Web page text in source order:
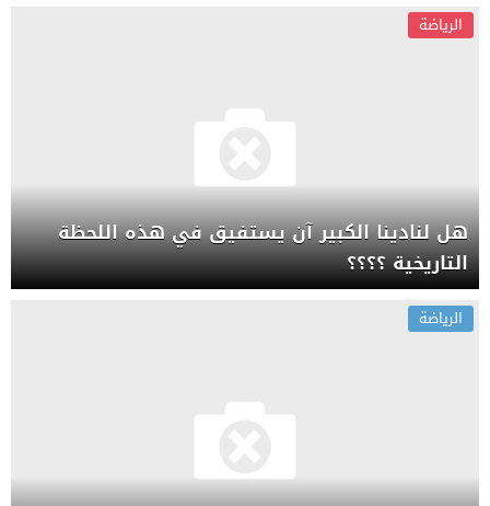
الرياضة
هل لنادينا الكبير آن يستفيق في هذه اللحظة
التاريخية ؟؟؟؟
الرياضة